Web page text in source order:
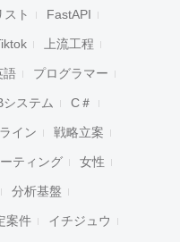
ト FastAPI
上流工程
語 プログラマー
システム C＃
イン 戦略立案
ティング 女性
分析基盤
案件 イチジュウ